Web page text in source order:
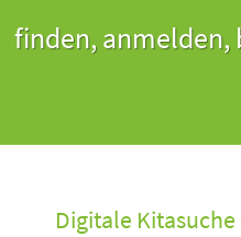
finden, anmelden,
Digitale